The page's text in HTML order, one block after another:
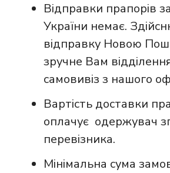
Відправки прапорів
України немає.
відправку Новою
зручне Вам
самовивіз з нашого
Вартість доставки
оплачує одержувач
перевізника.
Мінімальна сума